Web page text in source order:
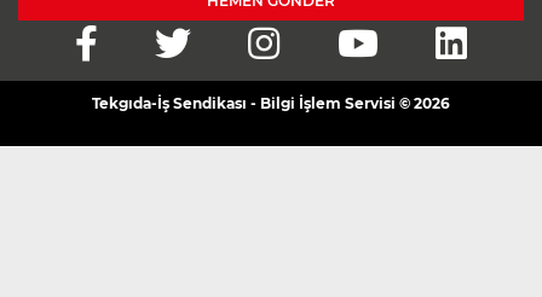
Tekgıda-İş Sendikası - Bilgi İşlem Servisi © 2026